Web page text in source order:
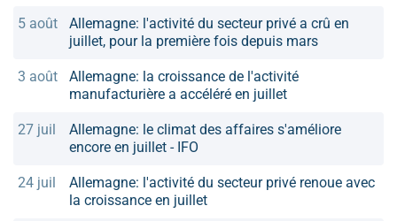
5 août
Allemagne: l'activité du secteur privé a crû en
juillet, pour la première fois depuis mars
3 août
Allemagne: la croissance de l'activité
manufacturière a accéléré en juillet
27 juil
Allemagne: le climat des affaires s'améliore
encore en juillet - IFO
24 juil
Allemagne: l'activité du secteur privé renoue avec
la croissance en juillet